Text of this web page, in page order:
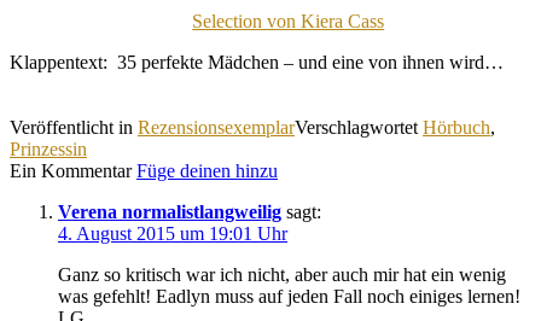
Selection von Kiera Cass
Klappentext: 35 perfekte Mädchen – und eine von ihnen wird…
Veröffentlicht in RezensionsexemplarVerschlagwortet Hörbuch,
Prinzessin
Ein KommentarFüge deinen hinzu
Verena normalistlangweilig sagt:
4. August 2015 um 19:01 Uhr
Ganz so kritisch war ich nicht, aber auch mir hat ein wenig
was gefehlt! Eadlyn muss auf jeden Fall noch einiges lernen!